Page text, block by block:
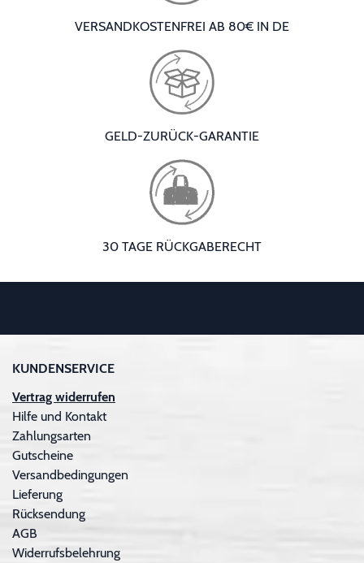
VERSANDKOSTENFREI AB 80€ IN DE
GELD-ZURÜCK-GARANTIE
30 TAGE RÜCKGABERECHT
KUNDENSERVICE
Vertrag widerrufen
Hilfe und Kontakt
Zahlungsarten
Gutscheine
Versandbedingungen
Lieferung
Rücksendung
AGB
Widerrufsbelehrung